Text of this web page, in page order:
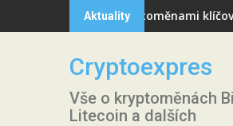
to
Aktuality
trh s kryptoměnami klíčovým
Cryptoexpres
Vše o kryptoměnách
Litecoin a dalších